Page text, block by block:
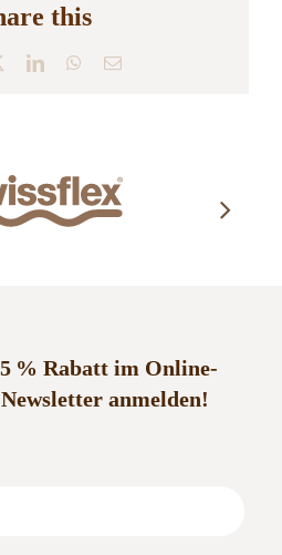
this
LinkedInWhatsApp
E-
% Rabatt im Online-
anmelden!